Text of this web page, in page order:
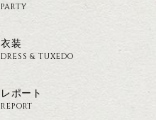
PARTY
衣装
DRESS & TUXEDO
レポート
REPORT